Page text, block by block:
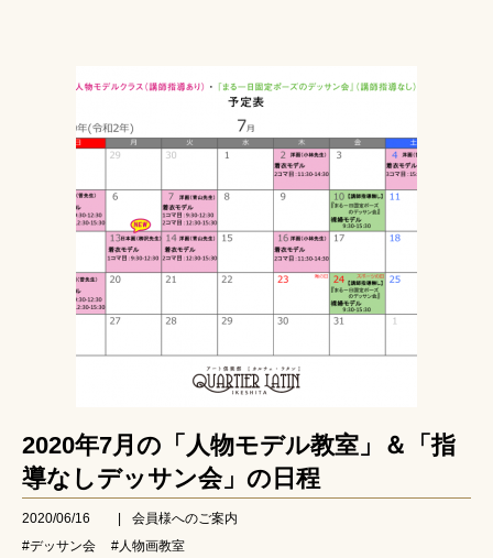
2020年7月の「人物モデル教室」＆「指
導なしデッサン会」の日程
2020/06/16
会員様へのご案内
#デッサン会
#人物画教室